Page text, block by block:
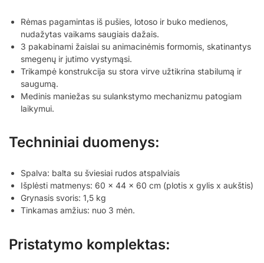
Rėmas pagamintas iš pušies, lotoso ir buko medienos,
nudažytas vaikams saugiais dažais.
3 pakabinami žaislai su animacinėmis formomis, skatinantys
smegenų ir jutimo vystymąsi.
Trikampė konstrukcija su stora virve užtikrina stabilumą ir
saugumą.
Medinis maniežas su sulankstymo mechanizmu patogiam
laikymui.
Techniniai duomenys:
Spalva: balta su šviesiai rudos atspalviais
Išplėsti matmenys: 60 x 44 x 60 cm (plotis x gylis x aukštis)
Grynasis svoris: 1,5 kg
Tinkamas amžius: nuo 3 mėn.
Pristatymo komplektas: